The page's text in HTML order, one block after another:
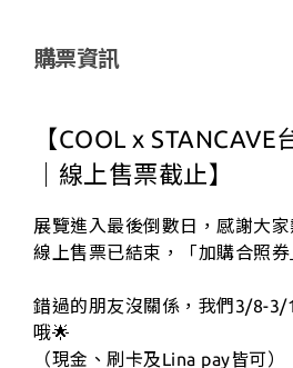
購票資訊
【COOL x
｜線上售票截止】
展覽進入最後倒數日，感謝大
線上售票已結束，「加購合照券」
錯過的朋友沒關係，我們3/8-3/
哦🌟
（現金、刷卡及Lina pay皆可）